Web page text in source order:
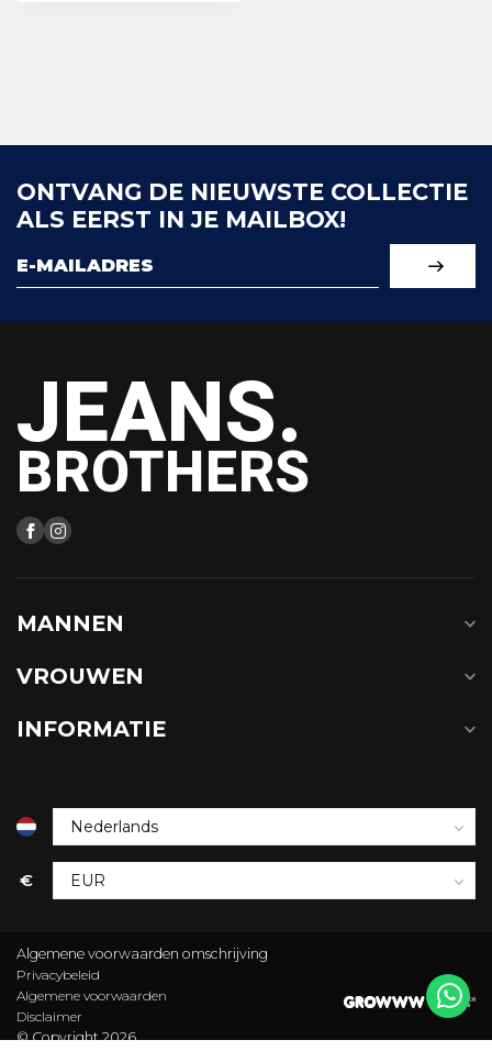
ONTVANG DE NIEUWSTE COLLECTIE
ALS EERST IN JE MAILBOX!
JEANS.
BROTHERS
MANNEN
VROUWEN
INFORMATIE
€
Algemene voorwaarden omschrijving
Privacybeleid
Algemene voorwaarden
Disclaimer
© Copyright 2026